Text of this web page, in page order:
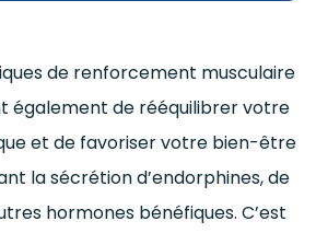
de renforcement musculaire
également de rééquilibrer votre
et de favoriser votre bien-être
la sécrétion d’endorphines, de
hormones bénéfiques. C’est